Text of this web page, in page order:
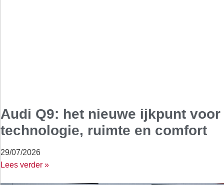
Audi Q9: het nieuwe ijkpunt voor
technologie, ruimte en comfort
29/07/2026
Lees verder »